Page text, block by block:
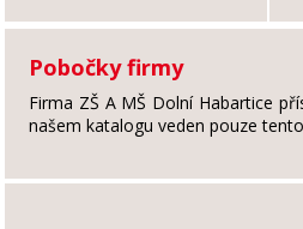
Pobočky firmy
Firma ZŠ A MŠ Dolní Habartice
našem katalogu veden pouze